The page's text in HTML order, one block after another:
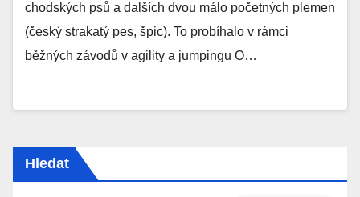
chodských psů a dalších dvou málo početných plemen
(český strakatý pes, špic). To probíhalo v rámci
běžných závodů v agility a jumpingu O…
Hledat